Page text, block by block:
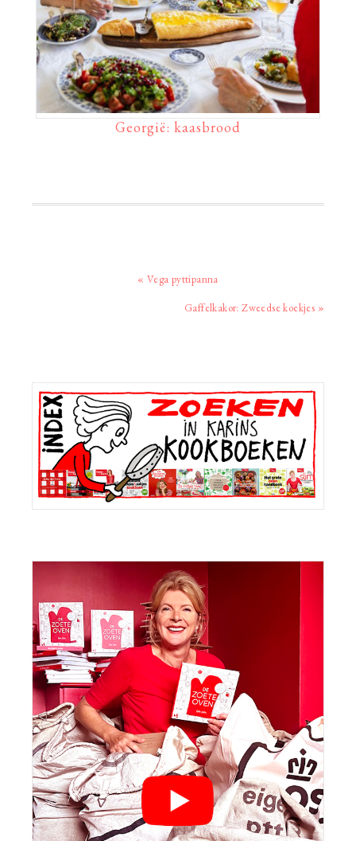
Georgië: kaasbrood
Vorig
« Vega pyttipanna
Volgend
Gaffelkakor: Zweedse koekjes »
Primaire
Sidebar